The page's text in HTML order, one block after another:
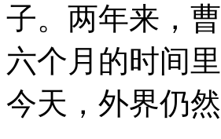
子。两年来，
六个月的时间
今天，外界仍